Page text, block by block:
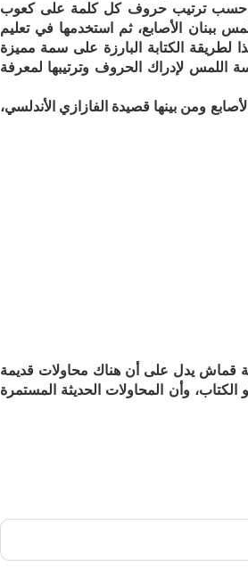
ترتيب حروف كل كلمة على كعوب
ببنان الأصابع، ثم استخدمها في تعليم
لطريقة الكتابة البارزة على سمة مميزة
لإدراك الحروف وترتيبها لمعرفة
ومن بينها قصيدة الفازازي الأندلسي،
قماش يدل على أن هناك محاولات قديمة
وأن المحاولات الحديثة المستمرة